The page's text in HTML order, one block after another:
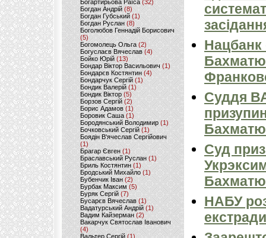
Богартирьова Раїса (32)
Богдан Андрій(8)
Богдан Губський (1)
Богдан Руслан(8)
Боголюбов Геннадій Борисович
(5)
Богомолець Ольга (2)
Богуслаєв Вячеслав (4)
Бойко Юрій (13)
Бондар Віктор Васильович (1)
Бондарєв Костянтин (4)
Бондарчук Сергій(1)
Бондик Валерій (1)
Бондик Віктор(5)
Борзов Сергiй (2)
Борис Адамов(1)
Боровик Саша (1)
Бородянський Володимир (1)
Бочковський Сергій (1)
Боядін В'ячеслав Сергійович
(1)
Брагар Євген (1)
Браславський Руслан (1)
Бриль Костянтин (1)
Бродський Михайло (1)
Бубенчик Іван(2)
Бурбак Максим (5)
Буряк Сергій (7)
Бусарєв Вячеслав (1)
Вадатурський Андрій (1)
Вадим Кайзерман (2)
Вакарчук Святослав Іванович
(4)
Вальтер Сергій (1)
Суддя
Суд
НАБУ